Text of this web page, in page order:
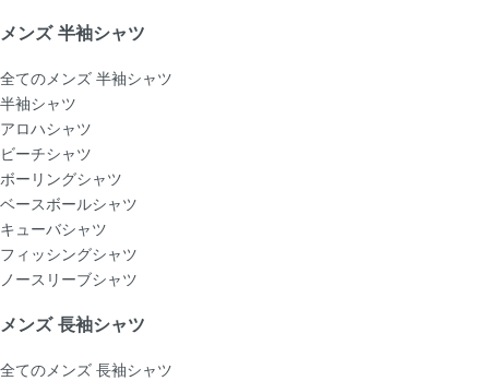
メンズ 半袖シャツ
全てのメンズ 半袖シャツ
半袖シャツ
アロハシャツ
ビーチシャツ
ボーリングシャツ
ベースボールシャツ
キューバシャツ
フィッシングシャツ
ノースリーブシャツ
メンズ 長袖シャツ
全てのメンズ 長袖シャツ